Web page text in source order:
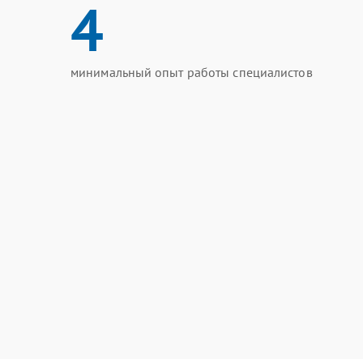
4
минимальный опыт работы специалистов